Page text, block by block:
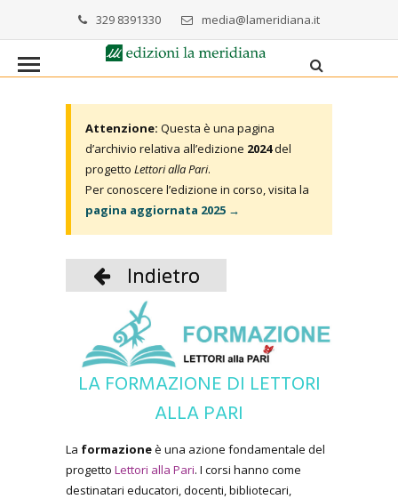
329 8391330 media@lameridiana.it
Attenzione: Questa è una pagina
d’archivio relativa all’edizione 2024del
progetto Lettori alla Pari.
Per conoscere l’edizione in corso, visita la
pagina aggiornata 2025 →
Indietro
LA FORMAZIONE DI LETTORI
ALLA PARI
La formazioneè una azione fondamentale del
progetto Lettori alla Pari. I corsi hanno come
destinatari educatori, docenti, bibliotecari,